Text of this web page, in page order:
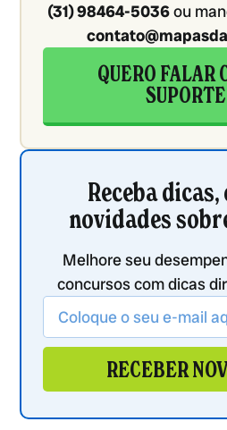
(31) 98464-5036ou
QUERO FALAR
SUPORTE
Receba
novidades
Melhore seu
concursos com dicas
RECEBER